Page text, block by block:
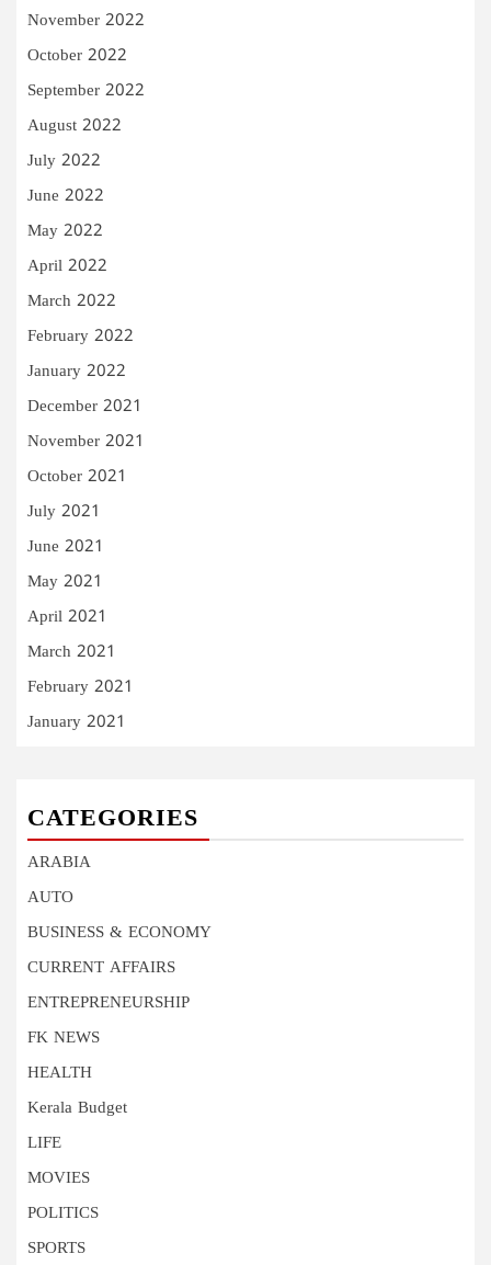
November 2022
October 2022
September 2022
August 2022
July 2022
June 2022
May 2022
April 2022
March 2022
February 2022
January 2022
December 2021
November 2021
October 2021
July 2021
June 2021
May 2021
April 2021
March 2021
February 2021
January 2021
CATEGORIES
ARABIA
AUTO
BUSINESS & ECONOMY
CURRENT AFFAIRS
ENTREPRENEURSHIP
FK NEWS
HEALTH
Kerala Budget
LIFE
MOVIES
POLITICS
SPORTS